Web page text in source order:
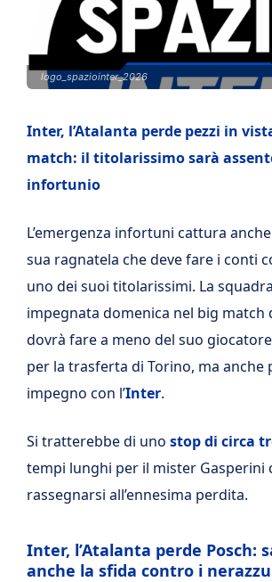
logo_spaziointer_2026
Inter, l’Atalanta perde pezzi in
match: il titolarissimo sarà
infortunio
L’emergenza infortuni cattura anche
sua ragnatela che deve fare i conti
uno dei suoi titolarissimi. La
impegnata domenica nel big match
dovrà fare a meno del suo
per la trasferta di Torino, ma anche
impegno con l’Inter.
Si tratterebbe di uno stop di circa
tempi lunghi per il mister Gasperini
rassegnarsi all’ennesima perdita.
Inter, l’Atalanta perde Posch:
anche la sfida contro i